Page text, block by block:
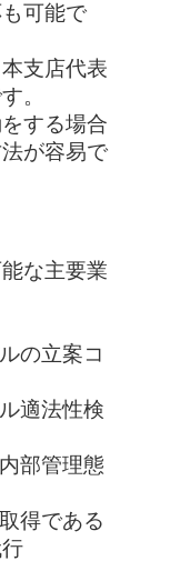
可能で
支店代表
。
する場合
が容易で
な主要業
の立案コ
適法性検
部管理態
得である